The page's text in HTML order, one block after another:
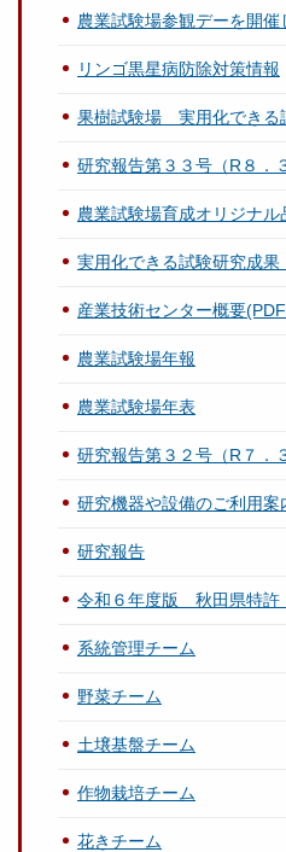
農業試験場参観デーを開
リンゴ黒星病防除対策情報
果樹試験場 実用化できる
研究報告第３３号（R８．
農業試験場育成オリジナ
実用化できる試験研究成
産業技術センター概要
農業試験場年報
農業試験場年表
研究報告第３２号（R７．
研究機器や設備のご利用案
研究報告
令和６年度版 秋田県特許
系統管理チーム
野菜チーム
土壌基盤チーム
作物栽培チーム
花きチーム